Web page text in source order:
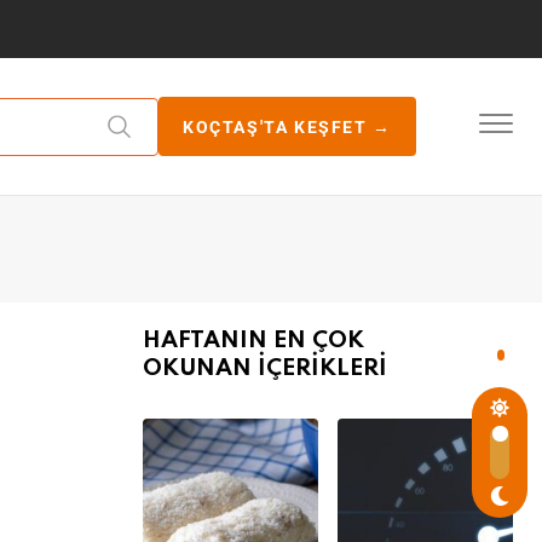
KOÇTAŞ'TA KEŞFET →
HAFTANIN EN ÇOK
OKUNAN İÇERİKLERİ